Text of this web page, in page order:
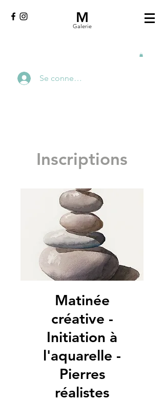
M
Galerie
Se connecter
Inscriptions
Matinée
créative -
Initiation à
l'aquarelle -
Pierres
réalistes